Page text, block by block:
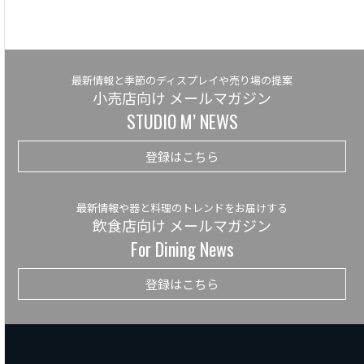
最新情報と季節のディスプレイや売り場の提案
小売店向け メールマガジン
STUDIO M’ NEWS
登録はこちら
最新情報や器と料理のトレンドをお届けする
飲食店向け メールマガジン
For Dining News
登録はこちら